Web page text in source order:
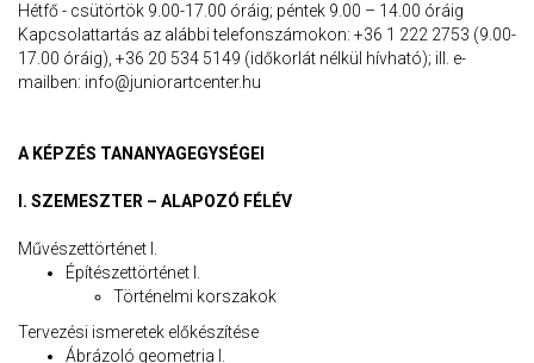
Hétfő - csütörtök 9.00-17.00 óráig; péntek 9.00 – 14.00 óráig
Kapcsolattartás az alábbi telefonszámokon: +36 1 222 2753 (9.00-
17.00 óráig), +36 20 534 5149 (időkorlát nélkül hívható); ill. e-
mailben: info@juniorartcenter.hu
A KÉPZÉS TANANYAGEGYSÉGEI
I. SZEMESZTER – ALAPOZÓ FÉLÉV
Művészettörténet I.
Építészettörténet I.
Történelmi korszakok
Tervezési ismeretek előkészítése
Ábrázoló geometria I.